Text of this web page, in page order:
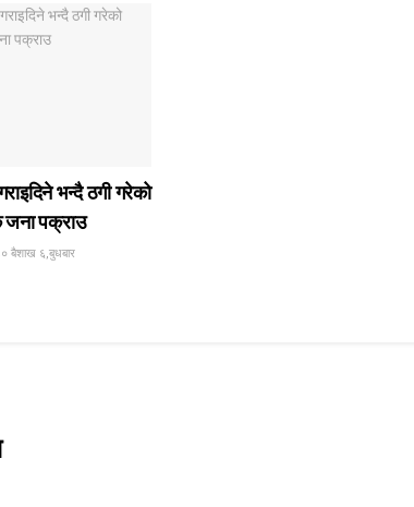
भन्दै ठगी गरेको
जना पक्राउ
बैशाख ६,बुधबार